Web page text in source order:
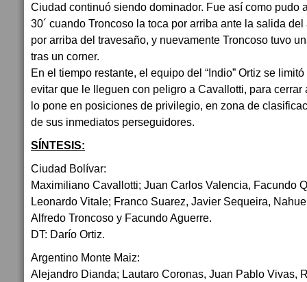
Ciudad continuó siendo dominador. Fue así como pudo
30´ cuando Troncoso la toca por arriba ante la salida
por arriba del travesaño, y nuevamente Troncoso tuvo
tras un corner.
En el tiempo restante, el equipo del “Indio” Ortiz se
evitar que le lleguen con peligro a Cavallotti, para cerrar
lo pone en posiciones de privilegio, en zona de
de sus inmediatos perseguidores.
SÍNTESIS:
Ciudad Bolívar:
Maximiliano Cavallotti; Juan Carlos Valencia, Facundo
Leonardo Vitale; Franco Suarez, Javier Sequeira,
Alfredo Troncoso y Facundo Aguerre.
DT: Darío Ortiz.
Argentino Monte Maiz:
Alejandro Dianda; Lautaro Coronas, Juan Pablo Vivas,